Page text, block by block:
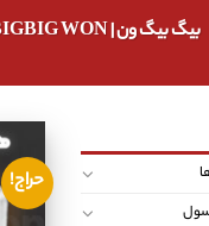
بیگ بیگ ون | BIGBIG WON
حراج!